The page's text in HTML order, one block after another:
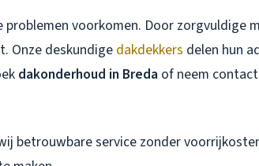
voorkomen. Door zorgvuldige
Onze deskundigedakdekkers delen hun
dakonderhoud in Breda of neem
betrouwbare service zonder